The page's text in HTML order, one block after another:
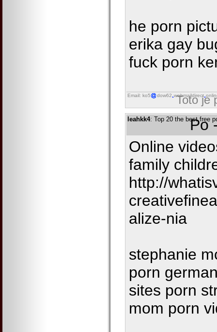
he porn
erika gay
fuck porn
Email: ko5 dow62 webmaildirect
Toto je
leahkk4: Top 20 the best free
Po
Online
family
http://
alize-nia
stephanie
porn
sites porn
mom porn